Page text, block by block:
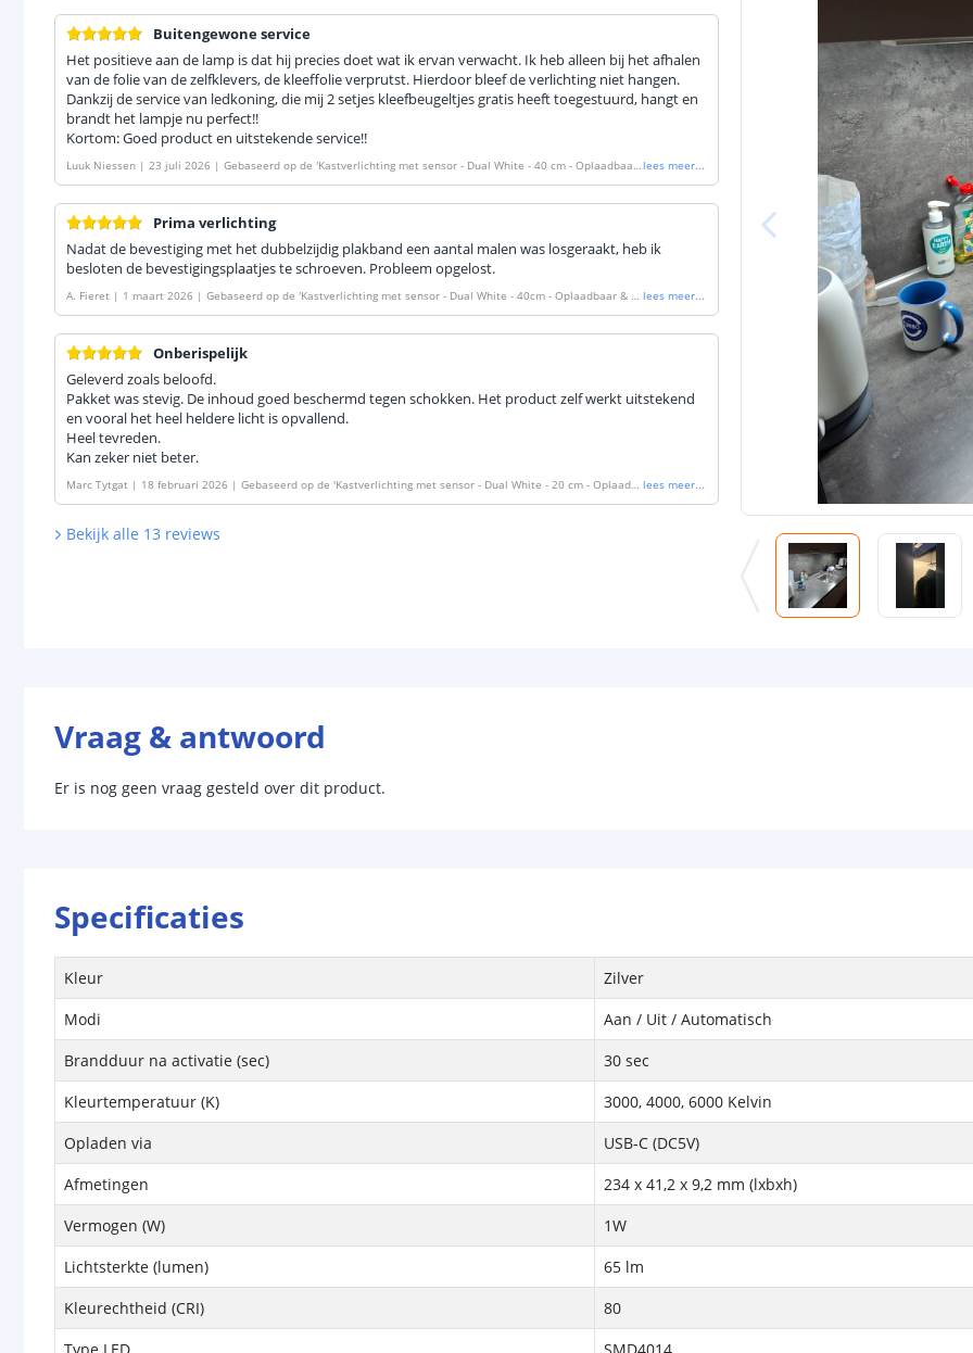
Buitengewone service
Het positieve aan de lamp is dat hij precies doet wat ik ervan verwacht. Ik heb alleen bij het afhalen
van de folie van de zelfklevers, de kleeffolie verprutst. Hierdoor bleef de verlichting niet hangen.
Dankzij de service van ledkoning, die mij 2 setjes kleefbeugeltjes gratis heeft toegestuurd, hangt en
brandt het lampje nu perfect!!
Kortom: Goed product en uitstekende service!!
Luuk Niessen | 23 juli 2026 | Gebaseerd op de 'Kastverlichting met sensor - Dual White - 40 cm - Oplaadbaar
& draadloos - Zilver'
lees meer...
Prima verlichting
Nadat de bevestiging met het dubbelzijdig plakband een aantal malen was losgeraakt, heb ik
besloten de bevestigingsplaatjes te schroeven. Probleem opgelost.
A. Fieret | 1 maart 2026 | Gebaseerd op de 'Kastverlichting met sensor - Dual White - 40cm - Oplaadbaar & dr
aadloos - Zilver - Voordeelset van 2 stuks'
lees meer...
Onberispelijk
Geleverd zoals beloofd.
Pakket was stevig. De inhoud goed beschermd tegen schokken. Het product zelf werkt uitstekend
en vooral het heel heldere licht is opvallend.
Heel tevreden.
Kan zeker niet beter.
Marc Tytgat | 18 februari 2026 | Gebaseerd op de 'Kastverlichting met sensor - Dual White - 20 cm - Oplaadb
aar & draadloos - Zilver'
lees meer...
Bekijk alle 13 reviews
Vraag & antwoord
Er is nog geen vraag gesteld over dit product.
Specificaties
Kleur
Zilver
Modi
Aan / Uit / Automatisch
Brandduur na activatie (sec)
30 sec
Kleurtemperatuur (K)
3000, 4000, 6000 Kelvin
Opladen via
USB-C (DC5V)
Afmetingen
234 x 41,2 x 9,2 mm (lxbxh)
Vermogen (W)
1W
Lichtsterkte (lumen)
65 lm
Kleurechtheid (CRI)
80